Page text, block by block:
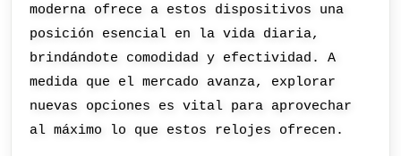
moderna ofrece a estos dispositivos una
posición esencial en la vida diaria,
brindándote comodidad y efectividad. A
medida que el mercado avanza, explorar
nuevas opciones es vital para aprovechar
al máximo lo que estos relojes ofrecen.